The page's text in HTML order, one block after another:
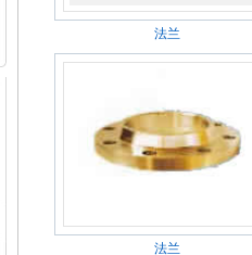
法兰
法兰